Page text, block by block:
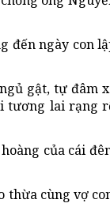
đến ngày con
gật, tự đâm
tương lai rạng
của cái
thừa cùng vợ